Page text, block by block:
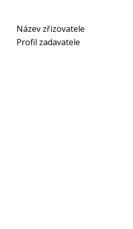
Název zřizovatele
Profil zadavatele